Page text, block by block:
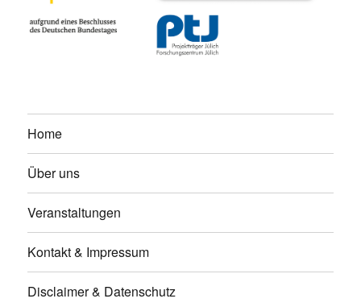
Home
Über uns
Veranstaltungen
Kontakt & Impressum
Disclaimer & Datenschutz